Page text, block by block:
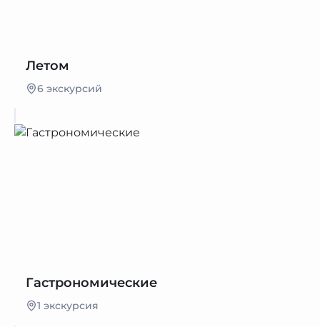
Летом
6 экскурсий
Гастрономические
1 экскурсия